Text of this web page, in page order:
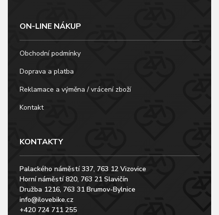
ON-LINE NÁKUP
Obchodní podmínky
Doprava a platba
Reklamace a výměna / vrácení zboží
Kontakt
KONTAKTY
Palackého náměstí 337, 763 12 Vizovice
Horní náměstí 820, 763 21 Slavičín
Družba 1216, 763 31 Brumov-Bylnice
info@ilovebike.cz
+420 724 711 255